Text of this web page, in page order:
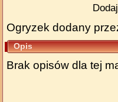
Ogryzek dodany
Opis
Brak opisów dla tej